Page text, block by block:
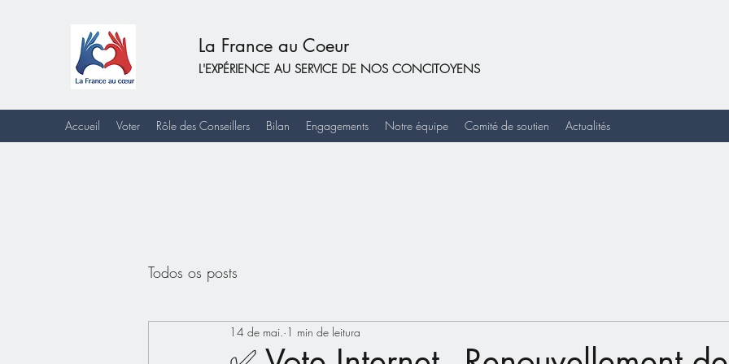
La France au Coeur
L'EXPÉRIENCE AU SERVICE DE NOS CONCITOYENS
Accueil Voter Rôle des Conseillers Bilan Engagements Notre équipe Comité de soutien Actualités
Todos os posts
14 de mai. 1 min de leitura